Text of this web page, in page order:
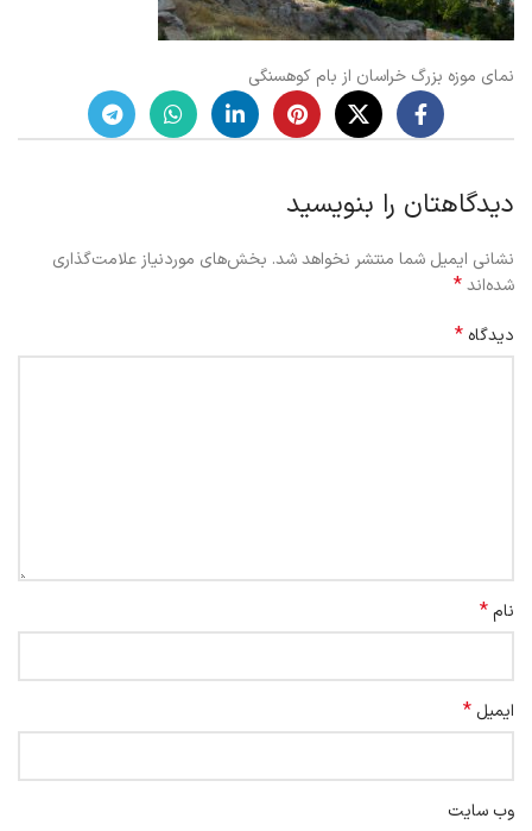
نمای موزه بزرگ خراسان از بام کوهسنگی
دیدگاهتان را بنویسید
نشانی ایمیل شما منتشر نخواهد شد. بخش‌های موردنیاز علامت‌گذاری
شده‌اند*
دیدگاه *
نام*
ایمیل *
وب‌ سایت